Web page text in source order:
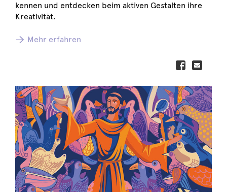
kennen und entdecken beim aktiven Gestalten ihre
Kreativität.
Mehr erfahren